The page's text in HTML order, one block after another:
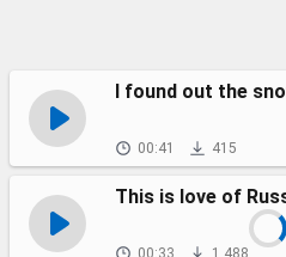
I found out the
00:41 415
This is love of
00:33 1 488